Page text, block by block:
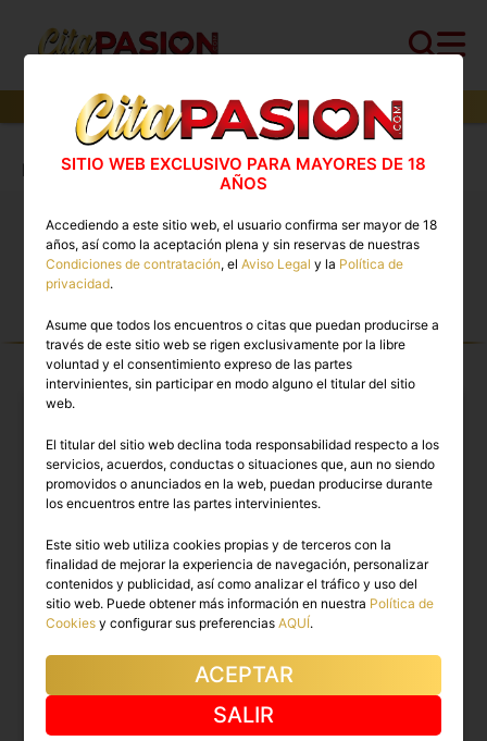
perfiles,28perfiles verificados y23con video
Cita PASION.COM
>Travestis >Barcelona
Barcelona capital
Travestis Barcelona capital 🔥 Escorts trans con
vídeos reales disponibles ahora
TRAVESTIS TOP PREMIUM EN
BARCELONA CAPITAL
KIM
SITIO WEB EXCLUSIVO PARA MAYORES DE 18
AÑOS
Accediendo a este sitio web, el usuario confirma ser mayor de 18
años, así como la aceptación plena y sin reservas de nuestras
Condiciones de contratación, elAviso Legal y la Política de
privacidad.
Asume que todos los encuentros o citas que puedan producirse a
través de este sitio web se rigen exclusivamente por la libre
voluntad y el consentimiento expreso de las partes
intervinientes, sin participar en modo alguno el titular del sitio
web.
El titular del sitio web declina toda responsabilidad respecto a los
servicios, acuerdos, conductas o situaciones que, aun no siendo
promovidos o anunciados en la web, puedan producirse durante
los encuentros entre las partes intervinientes.
Este sitio web utiliza cookies propias y de terceros con la
finalidad de mejorar la experiencia de navegación, personalizar
contenidos y publicidad, así como analizar el tráfico y uso del
sitio web. Puede obtener más información en nuestra Política de
Cookies y configurar sus preferenciasAQUÍ.
ACEPTAR
SALIR